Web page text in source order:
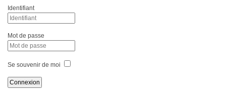
Identifiant
Mot de passe
Se souvenir de moi